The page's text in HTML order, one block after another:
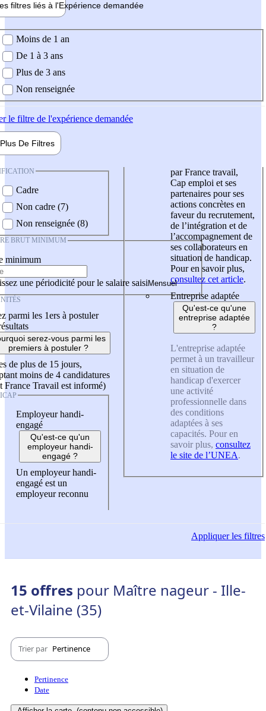
filtres liés à l'Expérience demandée
demandée
Moins de 1 an
De 1 à 3 ans
Plus de 3 ans
Non renseignée
le filtre de l'expérience demandée
Plus De Filtres
Cadre
Non cadre (7)
Non renseignée (8)
BRUT MINIMUM
minimum
une périodicité pour le salaire saisi
parmi les 1ers à postuler
serez-vous parmi les
premiers à postuler ?
de plus de 15 jours,
moins de 4 candidatures
France Travail est informé)
Employeur handi-
engagé
Qu'est-ce qu'un
employeur handi-
engagé ?
Un employeur handi-
engagé est un
employeur reconnu
par France travail,
Cap emploi et ses
partenaires pour ses
actions concrètes en
faveur du recrutement,
de l’intégration et de
l’accompagnement de
ses collaborateurs en
situation de handicap.
Pour en savoir plus,
consultez cet article.
Entreprise adaptée
Qu'est-ce qu'une
entreprise adaptée
?
L'entreprise adaptée
permet à un travailleur
en situation de
handicap d'exercer
une activité
professionnelle dans
des conditions
adaptées à ses
capacités. Pour en
savoir plus, consultez
le site de l’UNEA.
Appliquerles filtres
15 offres pour Maître nageur - Ille-
et-Vilaine (35)
Trier par Pertinence
Pertinence
Date